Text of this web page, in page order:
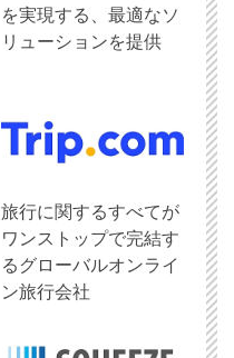
を実現する、最適なソ
リューションを提供
旅行に関するすべてが
ワンストップで完結す
るグローバルオンライ
ン旅行会社